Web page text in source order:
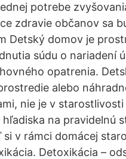
potrebe
zdravie občanov sa
Detský domov je
súdu o nariadení
opatrenia.
alebo
nie je v
na pravidelnú
v rámci domácej
Detoxikácia –